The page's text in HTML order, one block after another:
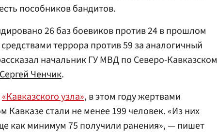
пособников бандитов.
26 баз боевиков против 24 в прошлом
террора против 59 за аналогичный
начальник ГУ МВД по Северо-
Сергей Ченчик.
«Кавказского узла», в этом году жертвами
Кавказе стали не менее 199 человек. «Из них
как минимум 75 получили ранения», — пишет